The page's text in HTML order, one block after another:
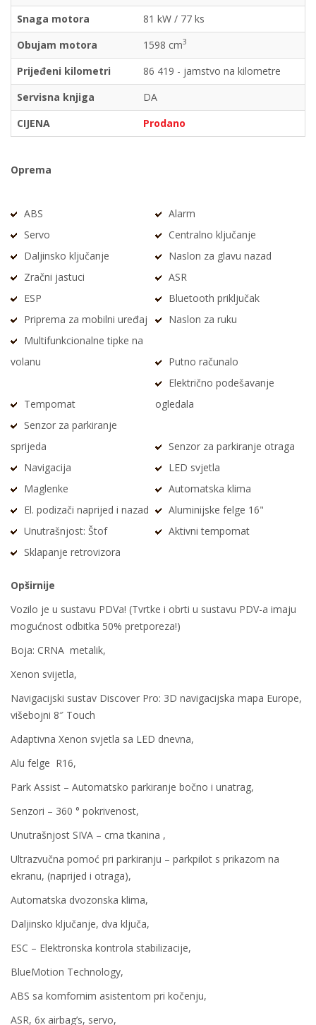
Snaga motora
81 kW / 77 ks
Obujam motora
1598 cm3
Prijeđeni kilometri
86 419 - jamstvo na kilometre
Servisna knjiga
DA
CIJENA
Prodano
Oprema
ABS
Alarm
Servo
Centralno ključanje
Daljinsko ključanje
Naslon za glavu nazad
Zračni jastuci
ASR
ESP
Bluetooth priključak
Priprema za mobilni uređaj
Naslon za ruku
Multifunkcionalne tipke na
volanu
Putno računalo
Tempomat
Električno podešavanje
ogledala
Senzor za parkiranje
sprijeda
Senzor za parkiranje otraga
Navigacija
LED svjetla
Maglenke
Automatska klima
El. podizači naprijed i nazad
Aluminijske felge 16"
Unutrašnjost: Štof
Aktivni tempomat
Sklapanje retrovizora
Opširnije
Vozilo je u sustavu PDVa! (Tvrtke i obrti u sustavu PDV-a imaju
mogućnost odbitka 50% pretporeza!)
Boja: CRNA metalik,
Xenon svijetla,
Navigacijski sustav Discover Pro: 3D navigacijska mapa Europe,
višebojni 8″ Touch
Adaptivna Xenon svjetla sa LED dnevna,
Alu felge R16,
Park Assist – Automatsko parkiranje bočno i unatrag,
Senzori – 360 ° pokrivenost,
Unutrašnjost SIVA – crna tkanina ,
Ultrazvučna pomoć pri parkiranju – parkpilot s prikazom na
ekranu, (naprijed i otraga),
Automatska dvozonska klima,
Daljinsko ključanje, dva ključa,
ESC – Elektronska kontrola stabilizacije,
BlueMotion Technology,
ABS sa komfornim asistentom pri kočenju,
ASR, 6x airbag’s, servo,